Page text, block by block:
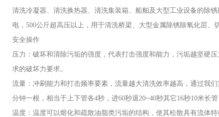
清洗冷凝器、清洗换热器、清洗集装箱、船舶及大型工业设备的除
电，500公斤超高压以上，用于清洗桥梁、大型金属除锈除氧化层、
安全操作
压力：破坏和清除污垢的强度，代表打击强度和能力，污垢越坚硬
求的破坏力要求。
流量：冲刷能力和打击频率要素，流量越大清洗效率越高，通过我
分钟一根，相当于上下管各4秒，进60秒退20~40秒其它16秒10米长
温度：温度可以熔化和疏散油脂类污垢的结构，使其松散具有流体